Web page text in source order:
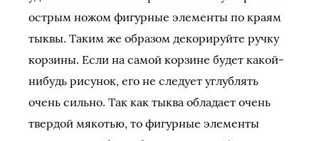
острым ножом фигурные элементы по краям
тыквы. Таким же образом декорируйте ручку
корзины. Если на самой корзине будет какой-
нибудь рисунок, его не следует углублять
очень сильно. Так как тыква обладает очень
твердой мякотью, то фигурные элементы